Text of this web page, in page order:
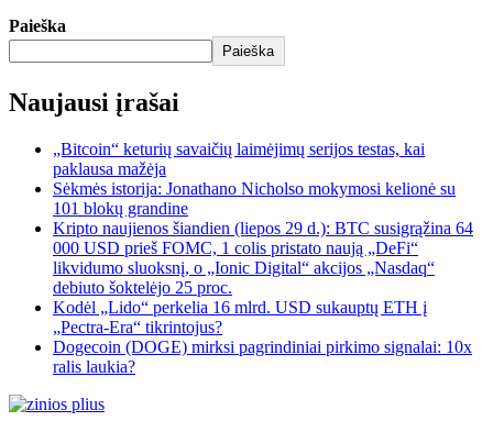
Paieška
Paieška
Naujausi įrašai
„Bitcoin“ keturių savaičių laimėjimų serijos testas, kai
paklausa mažėja
Sėkmės istorija: Jonathano Nicholso mokymosi kelionė su
101 blokų grandine
Kripto naujienos šiandien (liepos 29 d.): BTC susigrąžina 64
000 USD prieš FOMC, 1 colis pristato naują „DeFi“
likvidumo sluoksnį, o „Ionic Digital“ akcijos „Nasdaq“
debiuto šoktelėjo 25 proc.
Kodėl „Lido“ perkelia 16 mlrd. USD sukauptų ETH į
„Pectra-Era“ tikrintojus?
Dogecoin (DOGE) mirksi pagrindiniai pirkimo signalai: 10x
ralis laukia?